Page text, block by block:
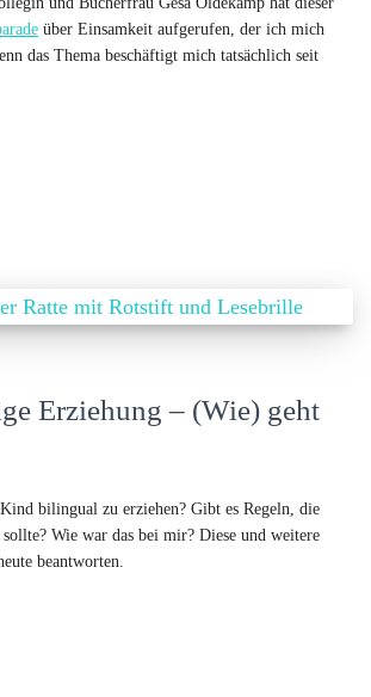
über Einsamkeit aufgerufen, der ich mich
das Thema beschäftigt mich tatsächlich seit
Erziehung – (Wie) geht
bilingual zu erziehen? Gibt es Regeln, die
sollte? Wie war das bei mir? Diese und weitere
beantworten.